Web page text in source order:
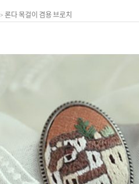
> 론다 목걸이 겸용 브로치